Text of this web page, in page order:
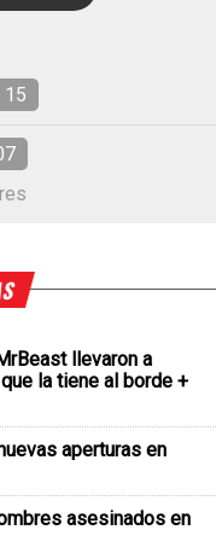
15
llevaron a
la tiene al borde +
aperturas en
asesinados en